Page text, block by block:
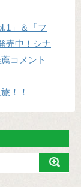
」＆「フ
売中！シナ
コメント
！！